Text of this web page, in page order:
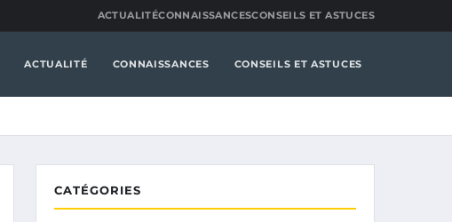
ACTUALITÉCONNAISSANCESCONSEILS ET ASTUCES
ACTUALITÉ CONNAISSANCES CONSEILS ET ASTUCES
CATÉGORIES